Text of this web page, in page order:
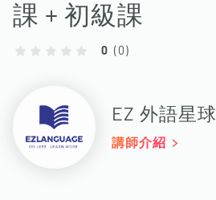
課 + 初級課
0 ( 0 )
EZ 外語星球
講師介紹